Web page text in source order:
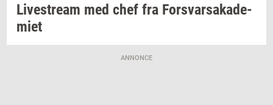
Li­ve­stream med chef fra For­svar­sa­ka­de­
mi­et
ANNONCE